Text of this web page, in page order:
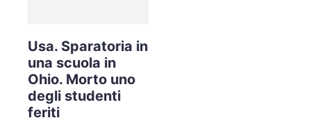
Usa. Sparatoria in
una scuola in
Ohio. Morto uno
degli studenti
feriti